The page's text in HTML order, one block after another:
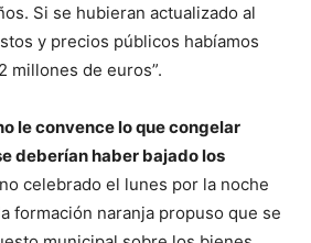
Si se hubieran actualizado al
y precios públicos habíamos
millones de euros”.
le convence lo que congelar
deberían haber bajado los
celebrado el lunes por la noche
formación naranja propuso que se